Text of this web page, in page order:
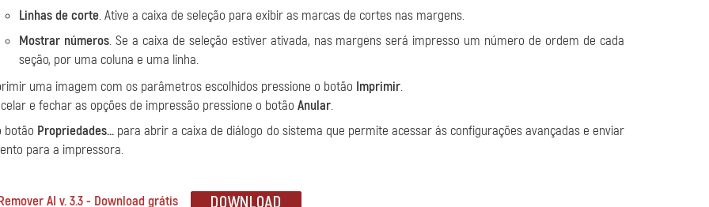
Linhas de corte. Ative a caixa de seleção para exibir as marcas de cortes nas margens.
Mostrar números. Se a caixa de seleção estiver ativada, nas margens será impresso um número de ordem de cada
seção, por uma coluna e uma linha.
uma imagem com os parâmetros escolhidos pressione o botão Imprimir.
e fechar as opções de impressão pressione o botão Anular.
botão Propriedades... para abrir a caixa de diálogo do sistema que permite acessar ás configurações avançadas e enviar
para a impressora.
AI v. 3.3 - Download grátis